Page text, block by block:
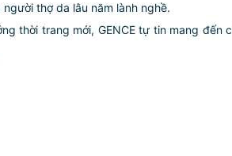
thợ da lâu năm lành nghề.
thời trang mới, GENCE tự tin mang đến